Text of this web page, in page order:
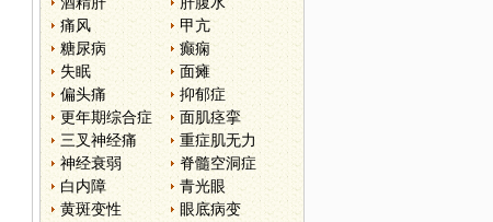
痛风
甲亢
糖尿病
癫痫
失眠
面瘫
偏头痛
抑郁症
更年期综合症
面肌痉挛
三叉神经痛
重症肌无力
神经衰弱
脊髓空洞症
白内障
青光眼
黄斑变性
眼底病变